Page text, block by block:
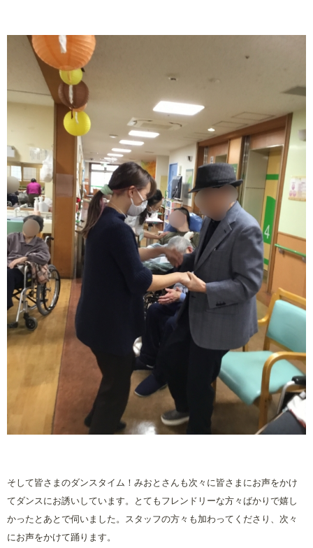
そして皆さまのダンスタイム！みおとさんも次々に皆さまにお声をかけ
てダンスにお誘いしています。とてもフレンドリーな方々ばかりで嬉し
かったとあとで伺いました。スタッフの方々も加わってくださり、次々
にお声をかけて踊ります。